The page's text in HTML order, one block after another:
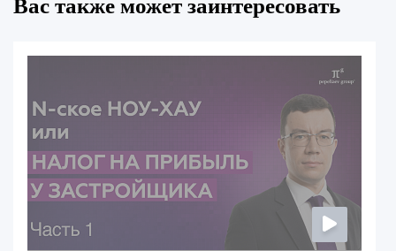
Вас также может заинтересовать